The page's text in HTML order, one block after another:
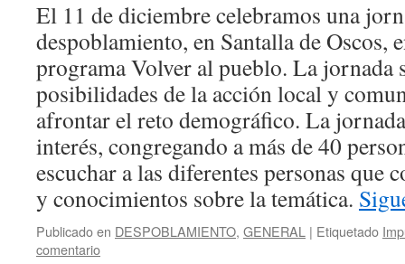
El 11 de diciembre celebramos una
despoblamiento, en Santalla de Oscos,
programa Volver al pueblo. La jornada
posibilidades de la acción local y
afrontar el reto demográfico. La
interés, congregando a más de 40
escuchar a las diferentes personas que
y conocimientos sobre la temática.
Publicado en DESPOBLAMIENTO, GENERAL | Etiquetado
comentario